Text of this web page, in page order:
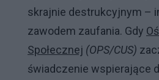
skrajnie destrukcyjnym –
zawodem zaufania. Gdy
Społecznej (OPS/CUS)
świadczenie wspierające